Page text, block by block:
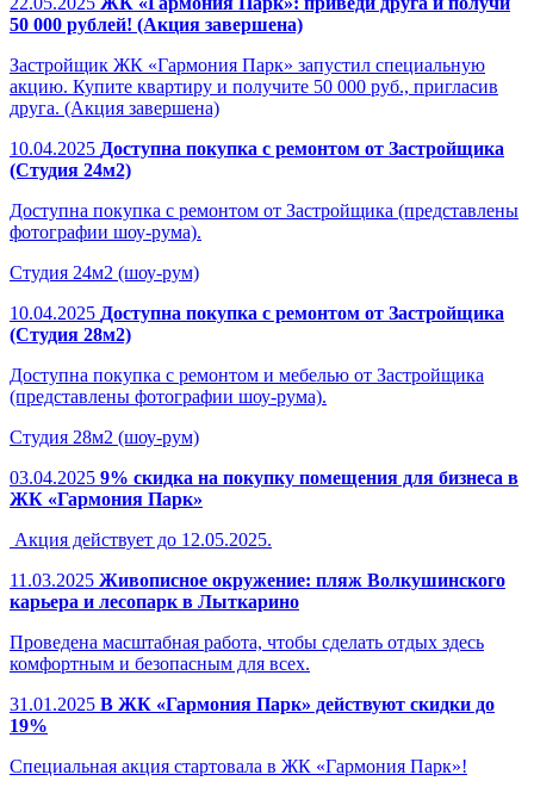
50 000 рублей! (Акция завершена)
Застройщик ЖК «Гармония Парк» запустил специальную
акцию. Купите квартиру и получите 50 000 руб., пригласив
друга. (Акция завершена)
10.04.2025 Доступна покупка с ремонтом от Застройщика
(Студия 24м2)
Доступна покупка с ремонтом от Застройщика (представлены
фотографии шоу-рума).
Студия 24м2 (шоу-рум)
10.04.2025 Доступна покупка с ремонтом от Застройщика
(Студия 28м2)
Доступна покупка с ремонтом и мебелью от Застройщика
(представлены фотографии шоу-рума).
Студия 28м2 (шоу-рум)
03.04.2025 9% скидка на покупку помещения для бизнеса в
ЖК «Гармония Парк»
Акция действует до 12.05.2025.
11.03.2025 Живописное окружение: пляж Волкушинского
карьера и лесопарк в Лыткарино
Проведена масштабная работа, чтобы сделать отдых здесь
комфортным и безопасным для всех.
31.01.2025 В ЖК «Гармония Парк» действуют скидки до
19%
Специальная акция стартовала в ЖК «Гармония Парк»!